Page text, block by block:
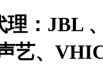
理：JBL
艺、